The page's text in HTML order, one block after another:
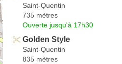
Saint-Quentin
735 mètres
Ouverte jusqu'à 17h30
Golden Style
Saint-Quentin
835 mètres